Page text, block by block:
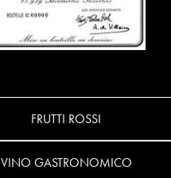
FRUTTI ROSSI
VINO GASTRONOMICO